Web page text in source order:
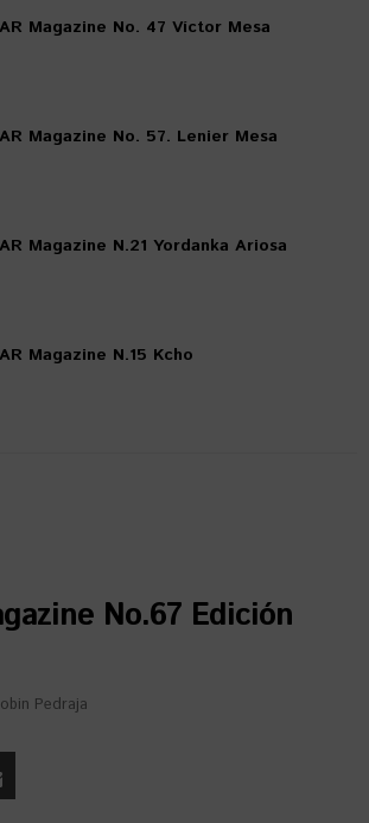
Magazine No. 47 Víctor Mesa
Magazine No. 57. Lenier Mesa
Magazine N.21 Yordanka Ariosa
Magazine N.15 Kcho
No.67 Edición
Pedraja